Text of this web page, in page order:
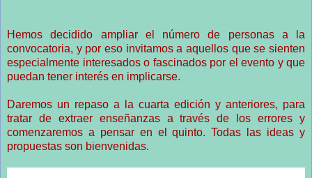
Hemos decidido ampliar el número de personas a la
convocatoria, y por eso invitamos a aquellos que se sienten
especialmente interesados o fascinados por el evento y que
puedan tener interés en implicarse.
Daremos un repaso a la cuarta edición y anteriores, para
tratar de extraer enseñanzas a través de los errores y
comenzaremos a pensar en el quinto. Todas las ideas y
propuestas son bienvenidas.